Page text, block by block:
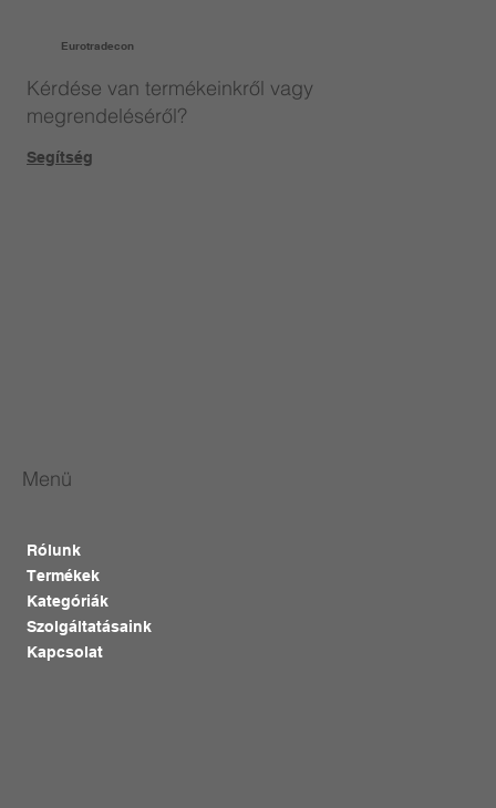
Eurotradecon
Kérdése van termékeinkről vagy
megrendeléséről?
Segítség
Menü
Rólunk
Termékek
Kategóriák
Szolgáltatásaink
Kapcsolat